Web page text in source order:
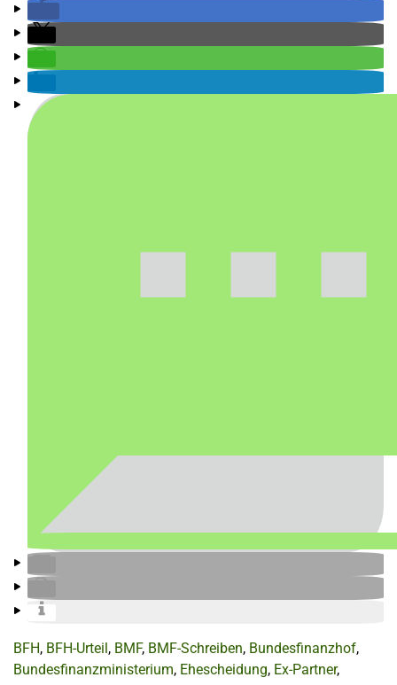
BFH, BFH-Urteil, BMF, BMF-Schreiben, Bundesfinanzhof,
Bundesfinanzministerium, Ehescheidung, Ex-Partner,